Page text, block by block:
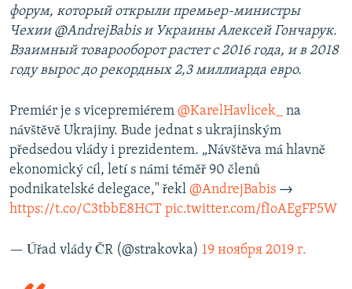
форум, который открыли премьер-министры
Чехии @AndrejBabis и Украины Алексей Гончарук.
Взаимный товарооборот растет с 2016 года, и в 2018
году вырос до рекордных 2,3 миллиарда евро.
Premiér je s vicepremiérem @KarelHavlicek_
na
návštěvě Ukrajiny. Bude jednat s ukrajinským
předsedou vlády i prezidentem. „Návštěva má hlavně
ekonomický cíl, letí s námi téměř 90 členů
podnikatelské delegace," řekl @AndrejBabis →
https://t.co/C3tbbE8HCT pic.twitter.com/fIoAEgFP5W
— Úřad vlády ČR (@strakovka) 19 ноября 2019 г.